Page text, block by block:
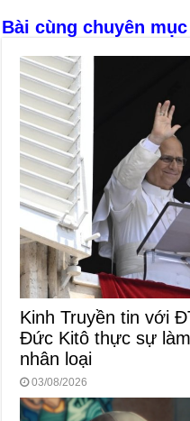
Bài cùng chuyên mục
Kinh Truyền tin với
Đức Kitô thực sự
nhân loại
03/08/2026